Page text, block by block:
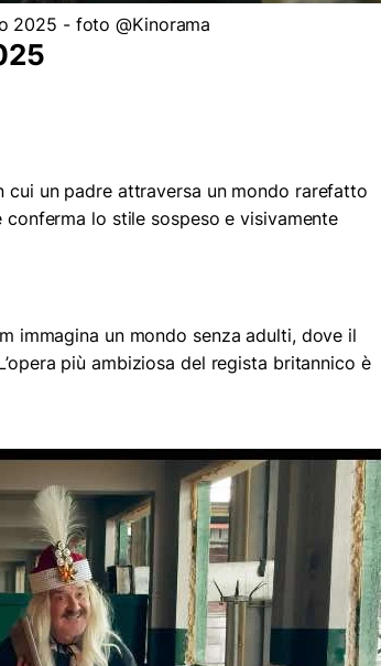
2025 - foto @Kinorama
un padre attraversa un mondo rarefatto
lo stile sospeso e visivamente
immagina un mondo senza adulti, dove il
più ambiziosa del regista britannico è